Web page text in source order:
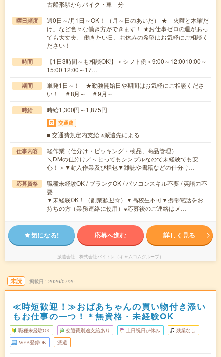
古船形駅からバイク・車---分
曜日頻度
週0日～/月1日～OK！ （月～日のあいだ） ★「火曜と木曜だ
け」など色々な働き方ができます！ ★お仕事ゼロの週があっ
ても大丈夫。 働きたい日、お休みの希望はお気軽にご相談く
ださい！
時間
【1日3時間～も相談OK!】＜シフト例＞9:00～12:0010:00～
15:00 12:00～17…
期間
単発1日～！ ★勤務開始日や期間はお気軽にご相談くださ
い！ ＃8月～ ＃9月～
時給 時給1,300円～1,875円
交通費
■ 交通費規定内支給 ※派遣先による
仕事内容
軽作業（仕分け・ピッキング・検品、商品管理）
＼DMの仕分け／＜とってもシンプルなので未経験でも安
心！＞▼封入作業及び梱包▼雑誌や書籍などの仕分け…
応募資格
職種未経験OK / ブランクOK / パソコンスキル不要 / 英語力不
要
▼未経験OK！（副業歓迎☆）▼高校生不可▼携帯電話をお
持ちの方（業務連絡に使用）※応募後のご連絡はメ…
気になる! 応募へ進む 詳しく見る
派遣会社 株式会社バイトレ（キャムコムグループ）
未読 掲載日 2026/07/20
≪時短歓迎！≫おばあちゃんの買い物付き添い
もお仕事の一つ！＊無資格・未経験OK
職種未経験OK 交通費別途支給あり 土日祝日が休み 残業なし
WEB登録OK 派遣